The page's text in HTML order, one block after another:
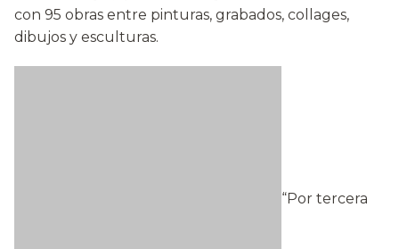
con 95 obras entre pinturas, grabados, collages,
dibujos y esculturas.
“Por tercera